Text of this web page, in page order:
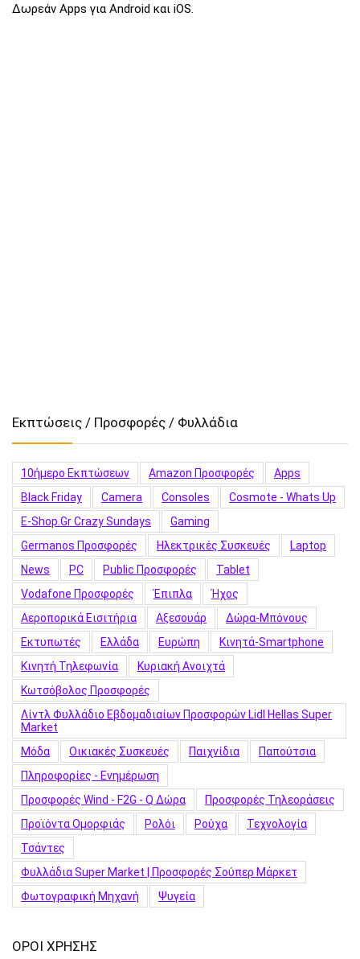
Δωρεάν Apps για Android και iOS.
Εκπτώσεις / Προσφορές / Φυλλάδια
10ήμερο Εκπτώσεων Amazon Προσφορές
Apps
Black Friday
Camera Consoles
Cosmote - Whats Up
E-Shop.gr Crazy Sundays
Gaming
Germanos Προσφορές
Hλεκτρικές Συσκευές
Laptop
News
PC Public Προσφορές
Tablet
Vodafone Προσφορές
Έπιπλα
Ήχος
Αεροπορικά Εισιτήρια
Αξεσουάρ
Δώρα-Μπόνους
Εκτυπωτές
Ελλάδα Ευρώπη
Κινητά-Smartphone
Κινητή Τηλεφωνία
Κυριακή Ανοιχτά
Κωτσόβολος Προσφορές
Λίντλ Φυλλάδιο Εβδομαδιαίων Προσφορών Lidl Hellas Super
Market
Μόδα
Οικιακές Συσκευές Παιχνίδια
Παπούτσια
Πληροφορίες - Ενημέρωση
Προσφορές Wind - F2G - Q Δώρα
Προσφορές Τηλεοράσεις
Προϊόντα Ομορφιάς
Ρολόι Ρούχα
Τεχνολογία
Τσάντες
Φυλλάδια Super Market | Προσφορές Σούπερ Μάρκετ
Φωτογραφική Μηχανή
Ψυγεία
ΟΡΟΙ ΧΡΗΣΗΣ